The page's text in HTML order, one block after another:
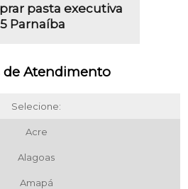
pasta executiva
Parnaíba
de Atendimento
Selecione:
Acre
Alagoas
Amapá